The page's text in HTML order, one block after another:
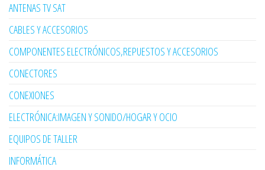
ANTENAS TV SAT
CABLES Y ACCESORIOS
COMPONENTES ELECTRÓNICOS,REPUESTOS Y ACCESORIOS
CONECTORES
CONEXIONES
ELECTRÓNICA:IMAGEN Y SONIDO/HOGAR Y OCIO
EQUIPOS DE TALLER
INFORMÁTICA